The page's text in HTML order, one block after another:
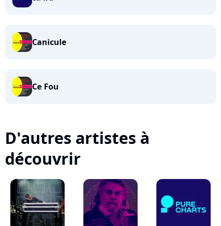
Canicule
Ce Fou
D'autres artistes à
découvrir